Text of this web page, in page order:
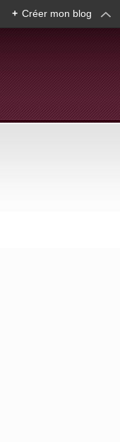
+ Créer mon blog